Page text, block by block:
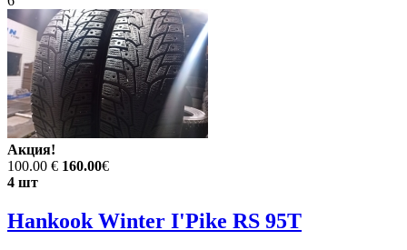
Акция!
100.00 € 160.00€
4 шт
Hankook Winter I'Pike RS 95T